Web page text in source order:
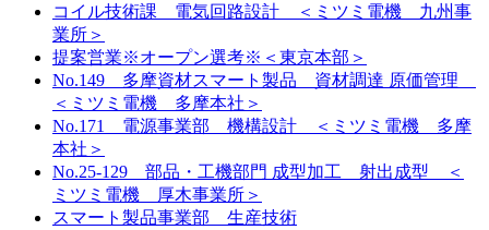
コイル技術課 電気回路設計 ＜ミツミ電機 九州事
業所＞
提案営業※オープン選考※＜東京本部＞
No.149 多摩資材スマート製品 資材調達 原価管理
＜ミツミ電機 多摩本社＞
No.171 電源事業部 機構設計 ＜ミツミ電機 多摩
本社＞
No.25-129 部品・工機部門 成型加工 射出成型 ＜
ミツミ電機 厚木事業所＞
スマート製品事業部 生産技術